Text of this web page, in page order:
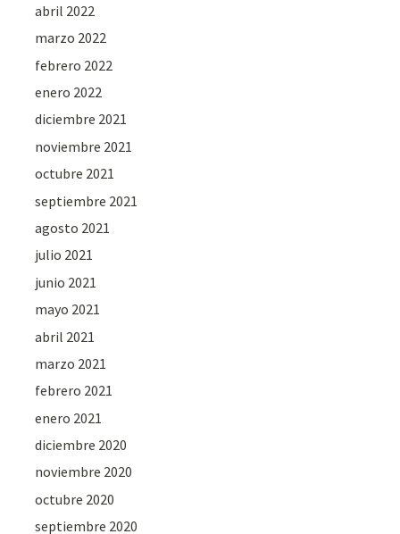
abril 2022
marzo 2022
febrero 2022
enero 2022
diciembre 2021
noviembre 2021
octubre 2021
septiembre 2021
agosto 2021
julio 2021
junio 2021
mayo 2021
abril 2021
marzo 2021
febrero 2021
enero 2021
diciembre 2020
noviembre 2020
octubre 2020
septiembre 2020